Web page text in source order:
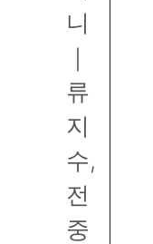
니
｜
류
지
수,
전
중